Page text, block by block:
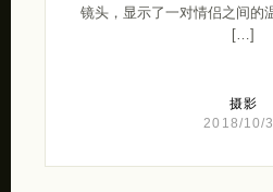
镜头，显示了一对情侣之间的
[…]
摄影
2018/10/